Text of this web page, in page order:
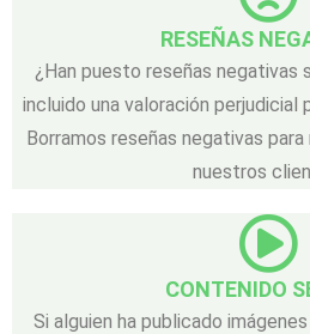
RESEÑAS
¿Han puesto reseñas negativas
incluido una valoración
Borramos reseñas negativas
nuestros
CONTENIDO
Si alguien ha publicado